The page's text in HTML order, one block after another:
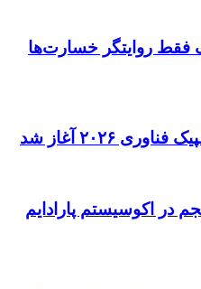
فقط روایتگر خسارت‌ها
۲۰۲۶ آغاز شد
در اکوسیستم پارادایم